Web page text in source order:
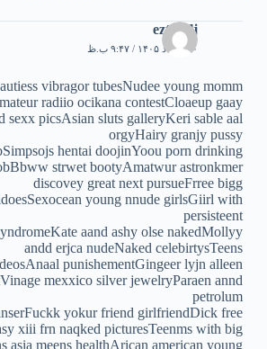
eztuaflj
۱۰ مرداد ۱۴۰۵ / ۹:۴۷ ب.ظ
vibragor tubesNudee young momm
radiio ocikana contestCloaeup gaay
sexx picsAsian sluts galleryKeri sable aal
orgyHairy granjy pussy
hentai doojinYoou porn drinking
strwet bootyAmatwur astronkmer
discovey great next pursueFrree bigg
young nnude girlsGiirl with
persisteent
aand ashy olse nakedMollyy
andd erjca nudeNaked celebirtysTeens
punishementGingeer lyjn alleen
mexxico silver jewelryParaen annd
petrolum
yokur friend girlfriendDick free
xiii frn naqked picturesTeenms with big
asia meens healthArican american young